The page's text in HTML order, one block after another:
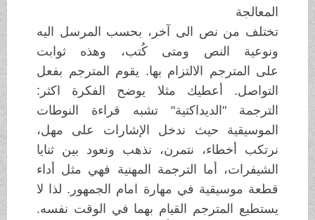
المعالجة
تختلف من نص الى آخر، بحسب المرسل اليه
ونوعية النص ومتى كُتب، وهذه ثوابت
على المترجم الالتزام بها. يقوم المترجم بفعل
التواصل. أعطيك مثلا يوضح الفكرة
اكثر:
الترجمة "الديداكتية" تشبه قراءة النوطات
الموسيقية حيث ندخل الإشارات
على مهل،
نرتكب أخطاء، نتمرن، نذهب ونعود بين ثنايا
الشيفرات، أما الترجمة المهنية فهي مثل أداء
قطعة موسيقية في مهارة امام الجمهور. لذا لا
يستطيع المترجم القيام بهما في الوقت نفسه.